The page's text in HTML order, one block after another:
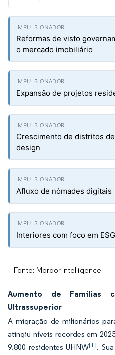
Reformas de visto
o mercado imobiliário
Expansão de projetos
Crescimento de distritos
design
Afluxo de nômades digitais
Interiores com foco em ESG
Fonte: Mordor Intelligence
Aumento de Famílias
Ultrassuperior
A migração de milionários
atingiu níveis recordes em
9.800 residentes UHNW[1].